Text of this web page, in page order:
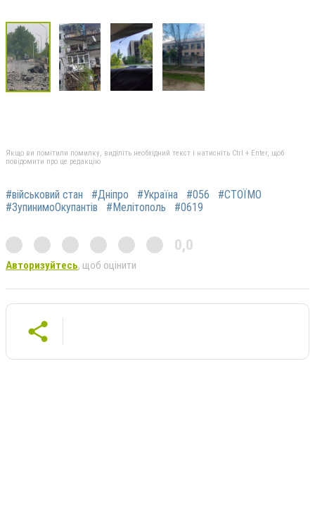
Якщо ви помітили помилку, виділіть необхідний текст і натисніть Ctrl + Enter, щоб
повідомити про це редакцію
#військовий стан #Дніпро #Україна #056
#СТОЇМО
#ЗупинимоОкупантів
#Мелітополь #0619
0,0
Авторизуйтесь, щоб оцінити